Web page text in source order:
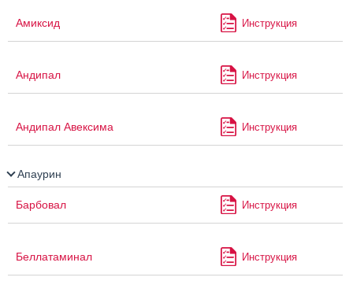
Амиксид Инструкция
Андипал Инструкция
Андипал Авексима Инструкция
Апаурин
Барбовал Инструкция
Беллатаминал Инструкция